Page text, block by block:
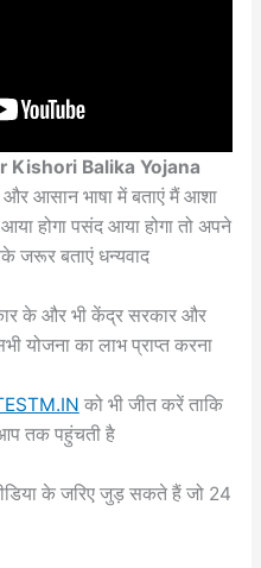
Kishori Balika Yojana
और आसान भाषा में बताएं मैं आशा
होगा पसंद आया होगा तो अपने
जरूर बताएं धन्यवाद
के और भी केंद्र सरकार और
योजना का लाभ प्राप्त करना
को भी जीत करें ताकि
तक पहुंचती है
के जरिए जुड़ सकते हैं जो 24